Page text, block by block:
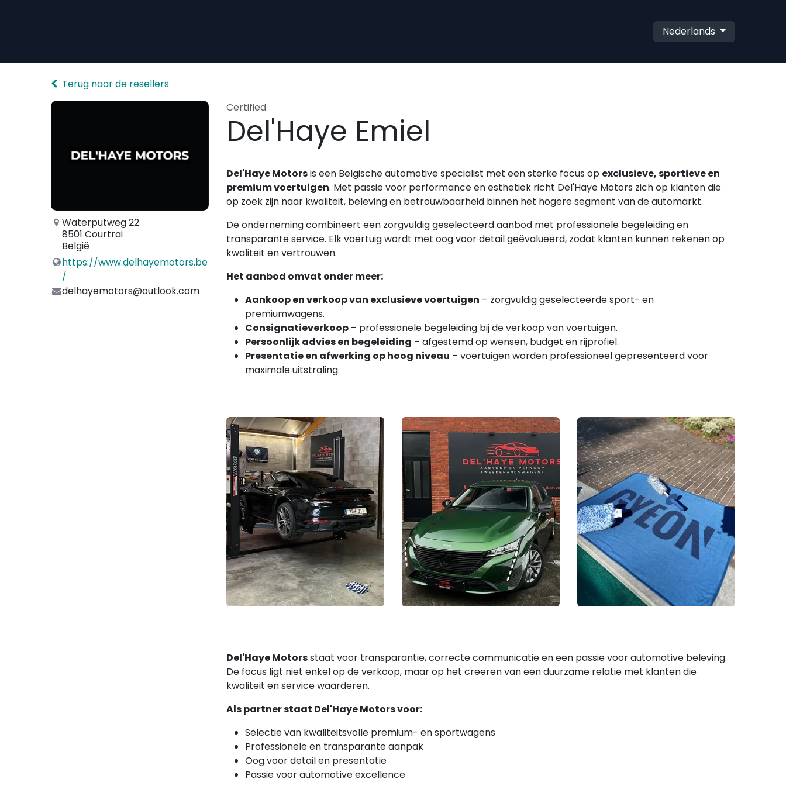
Nederlands
Terug naar de resellers
Waterputweg 22
8501 Courtrai
België
https://www.delhayemotors.be
/
delhayemotors@outlook.com
Certified
Del'Haye Emiel
Del'Haye Motorsis een Belgische automotive specialist met een sterke focus op exclusieve, sportieve en
premium voertuigen. Met passie voor performance en esthetiek richt Del'Haye Motors zich op klanten die
op zoek zijn naar kwaliteit, beleving en betrouwbaarheid binnen het hogere segment van de automarkt.
De onderneming combineert een zorgvuldig geselecteerd aanbod met professionele begeleiding en
transparante service. Elk voertuig wordt met oog voor detail geëvalueerd, zodat klanten kunnen rekenen op
kwaliteit en vertrouwen.
Het aanbod omvat onder meer:
Aankoop en verkoop van exclusieve voertuigen – zorgvuldig geselecteerde sport- en
premiumwagens.
Consignatieverkoop – professionele begeleiding bij de verkoop van voertuigen.
Persoonlijk advies en begeleiding – afgestemd op wensen, budget en rijprofiel.
Presentatie en afwerking op hoog niveau – voertuigen worden professioneel gepresenteerd voor
maximale uitstraling.
Del'Haye Motorsstaat voor transparantie, correcte communicatie en een passie voor automotive beleving.
De focus ligt niet enkel op de verkoop, maar op het creëren van een duurzame relatie met klanten die
kwaliteit en service waarderen.
Als partner staat Del'Haye Motors voor:
Selectie van kwaliteitsvolle premium- en sportwagens
Professionele en transparante aanpak
Oog voor detail en presentatie
Passie voor automotive excellence